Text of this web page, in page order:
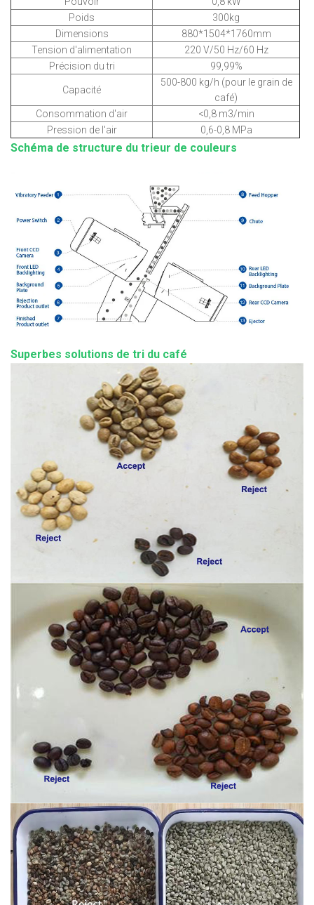
Poids
300kg
Dimensions
880*1504*1760mm
Tension d'alimentation
220 V/50 Hz/60 Hz
Précision du tri
99,99%
Capacité
500-800 kg/h (pour le grain de
café)
Consommation d'air
<0,8 m3/min
Pression de l'air
0,6-0,8 MPa
Schéma de structure du trieur de couleurs
Superbes solutions de tri du café